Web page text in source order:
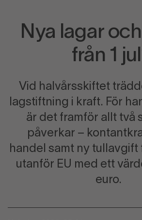
Nya lagar
från 1
Vid halvårsskiftet
lagstiftning i kraft. För
är det framför allt två
påverkar –
handel samt ny tullavgift
utanför EU med ett
euro.